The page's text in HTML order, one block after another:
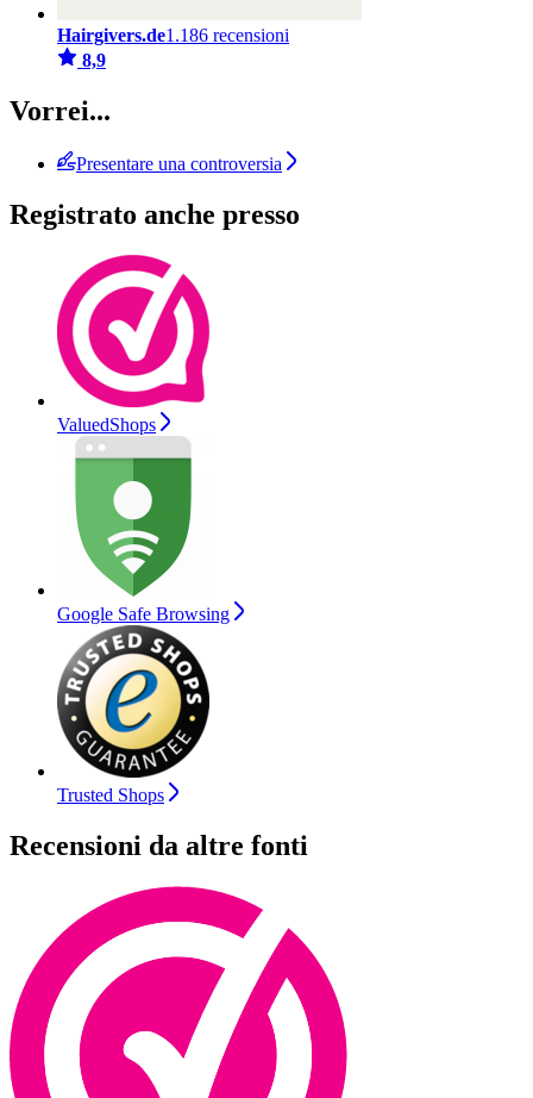
Hairgivers.de1.186 recensioni
8,9
Vorrei...
Presentare una controversia
Registrato anche presso
ValuedShops
Google Safe Browsing
Trusted Shops
Recensioni da altre fonti